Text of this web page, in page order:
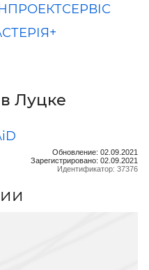
Луцке
Обновление: 02.09.2021
Зарегистрировано: 02.09.2021
Идентификатор: 37376